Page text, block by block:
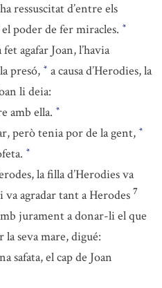
ha ressuscitat d’entre els
poder de fer miracles. *
agafar Joan, l’havia
presó, * a causa d’Herodies, la
li deia:
amb ella. *
però tenia por de la gent, *
*
la filla d’Herodies va
va agradar tant a Herodes 7
jurament a donar-li el que
la seva mare, digué:
safata, el cap de Joan